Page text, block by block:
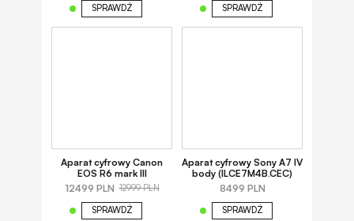
SPRAWDŹ
SPRAWDŹ
Aparat cyfrowy Canon
EOS R6 mark III
12499 PLN 12999 PLN
SPRAWDŹ
Aparat cyfrowy Sony A7 IV
body (ILCE7M4B.CEC)
8499 PLN
SPRAWDŹ